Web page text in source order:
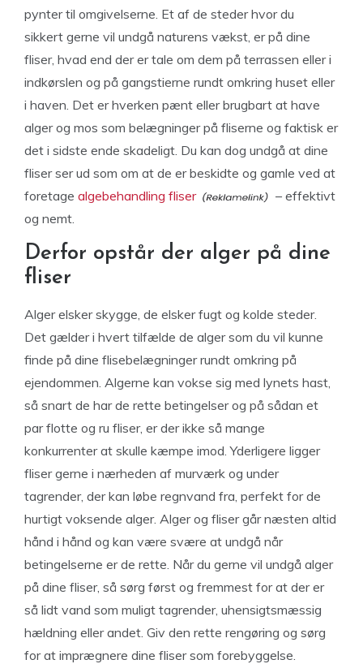
pynter til omgivelserne. Et af de steder hvor du
sikkert gerne vil undgå naturens vækst, er på dine
fliser, hvad end der er tale om dem på terrassen eller i
indkørslen og på gangstierne rundt omkring huset eller
i haven. Det er hverken pænt eller brugbart at have
alger og mos som belægninger på fliserne og faktisk er
det i sidste ende skadeligt. Du kan dog undgå at dine
fliser ser ud som om at de er beskidte og gamle ved at
foretage algebehandling fliser
– effektivt
og nemt.
Derfor opstår der alger på dine
fliser
Alger elsker skygge, de elsker fugt og kolde steder.
Det gælder i hvert tilfælde de alger som du vil kunne
finde på dine flisebelægninger rundt omkring på
ejendommen. Algerne kan vokse sig med lynets hast,
så snart de har de rette betingelser og på sådan et
par flotte og ru fliser, er der ikke så mange
konkurrenter at skulle kæmpe imod. Yderligere ligger
fliser gerne i nærheden af murværk og under
tagrender, der kan løbe regnvand fra, perfekt for de
hurtigt voksende alger. Alger og fliser går næsten altid
hånd i hånd og kan være svære at undgå når
betingelserne er de rette. Når du gerne vil undgå alger
på dine fliser, så sørg først og fremmest for at der er
så lidt vand som muligt tagrender, uhensigtsmæssig
hældning eller andet. Giv den rette rengøring og sørg
for at imprægnere dine fliser som forebyggelse.